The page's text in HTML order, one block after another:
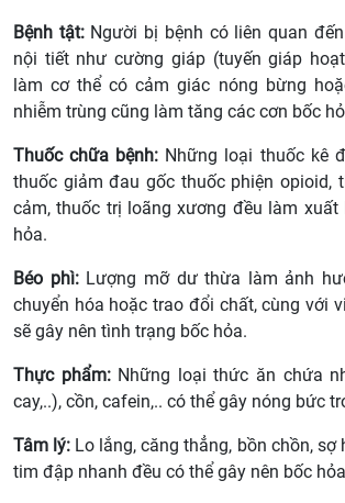
Bệnh tật:Người bị bệnh có liên quan
nội tiết như cường giáp (tuyến giáp
làm cơ thể có cảm giác nóng bừng
nhiễm trùng cũng làm tăng các cơn bốc
Thuốc chữa bệnh: Những loại thuốc kê
thuốc giảm đau gốc thuốc phiện opioid,
cảm, thuốc trị loãng xương đều làm xuất
hỏa.
Béo phì:Lượng mỡ dư thừa làm ảnh
chuyển hóa hoặc trao đổi chất, cùng với
sẽ gây nên tình trạng bốc hỏa.
Thực phẩm: Những loại thức ăn chứa
cay,..), cồn, cafein,.. có thể gây nóng bức
Tâm lý: Lo lắng, căng thẳng, bồn chồn, sợ
tim đập nhanh đều có thể gây nên bốc